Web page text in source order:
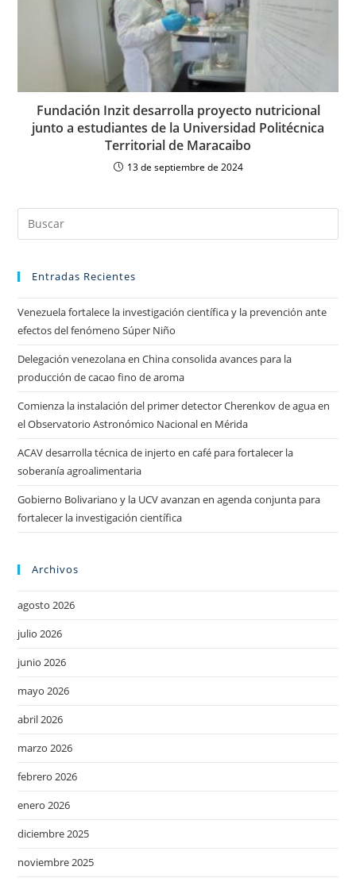
Fundación Inzit desarrolla proyecto nutricional
junto a estudiantes de la Universidad Politécnica
Territorial de Maracaibo
13 de septiembre de 2024
Entradas Recientes
Venezuela fortalece la investigación científica y la prevención ante
efectos del fenómeno Súper Niño
Delegación venezolana en China consolida avances para la
producción de cacao fino de aroma
Comienza la instalación del primer detector Cherenkov de agua en
el Observatorio Astronómico Nacional en Mérida
ACAV desarrolla técnica de injerto en café para fortalecer la
soberanía agroalimentaria
Gobierno Bolivariano y la UCV avanzan en agenda conjunta para
fortalecer la investigación científica
Archivos
agosto 2026
julio 2026
junio 2026
mayo 2026
abril 2026
marzo 2026
febrero 2026
enero 2026
diciembre 2025
noviembre 2025